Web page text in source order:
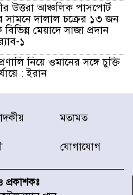
উত্তরা আঞ্চলিক পাসপোর্ট
সামনে দালাল চক্রের ১৩ জন
মেয়াদে সাজা প্রদান
১
নিয়ে ওমানের সঙ্গে চুক্তি
: ইরান
বিচার এ দেশেই
জুলাই গণঅভ্যুত্থান দিবসে
মীর হেলাল
দিন বৃষ্টির আভাস
মতামত
যোগাযোগ
প্রকাশকঃ